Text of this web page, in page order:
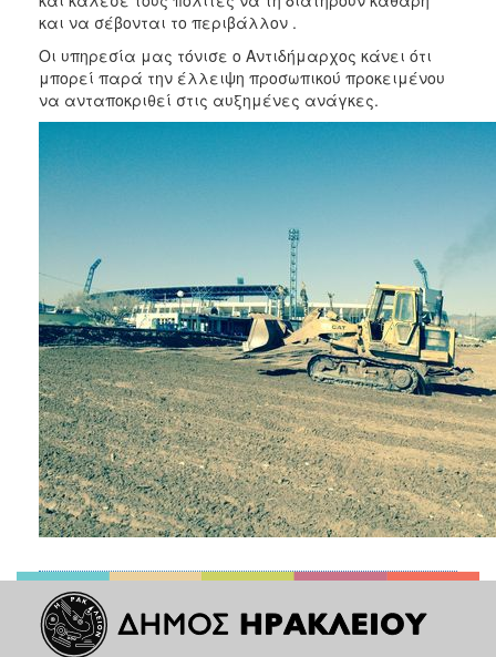
και να σέβονται το περιβάλλον .
Οι υπηρεσία μας τόνισε ο Αντιδήμαρχος κάνει ότι
μπορεί παρά την έλλειψη προσωπικού προκειμένου
να ανταποκριθεί στις αυξημένες ανάγκες.